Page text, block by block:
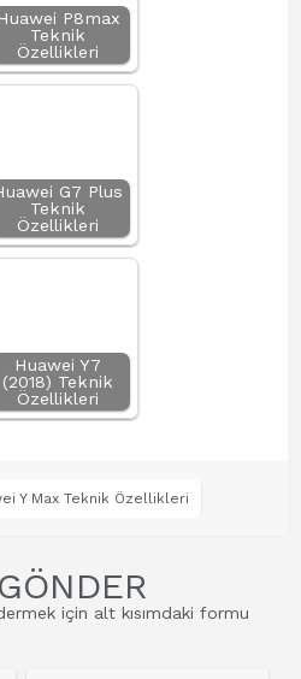
Huawei P8max
Teknik
Özellikleri
G7 Plus
Teknik
Özellikleri
Huawei Y7
(2018) Teknik
Özellikleri
Y Max Teknik Özellikleri
için alt kısımdaki formu